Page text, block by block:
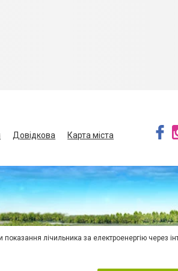
Довідкова
Карта міста
показання лічильника за електроенергію через